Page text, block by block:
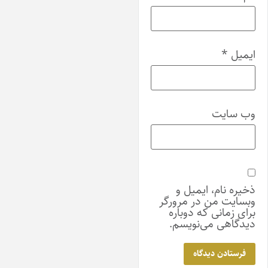
*
سایت
نام، ایمیل و
من در مرورگر
زمانی که دوباره
می‌نویسم.